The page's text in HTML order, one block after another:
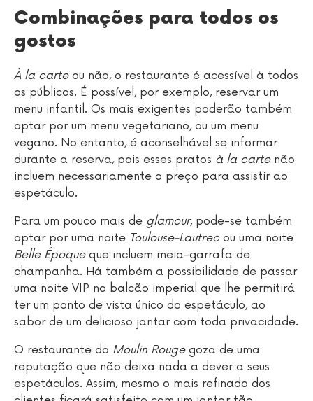
Combinações para todos os
gostos
À la carteou não, o restaurante é acessível à todos
os públicos. É possível, por exemplo, reservar um
menu infantil. Os mais exigentes poderão também
optar por um menu vegetariano, ou um menu
vegano. No entanto, é aconselhável se informar
durante a reserva, pois esses pratos à la cartenão
incluem necessariamente o preço para assistir ao
espetáculo.
Para um pouco mais de glamour, pode-se também
optar por uma noite Toulouse-Lautrecou uma noite
Belle Époqueque incluem meia-garrafa de
champanha. Há também a possibilidade de passar
uma noite VIP no balcão imperial que lhe permitirá
ter um ponto de vista único do espetáculo, ao
sabor de um delicioso jantar com toda privacidade.
O restaurante do Moulin Rougegoza de uma
reputação que não deixa nada a dever a seus
espetáculos. Assim, mesmo o mais refinado dos